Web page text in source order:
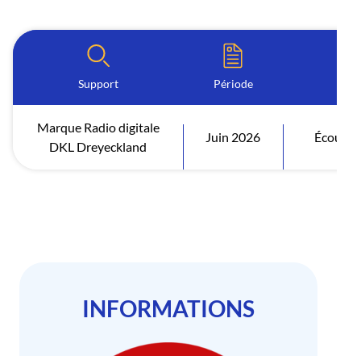
Support Période
Marque Radio digitale
DKL Dreyeckland
Juin 2026
INFORMATIONS